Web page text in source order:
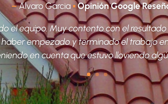
–Alvaro Garcia ▪Opinión Google
el equipo. Muy contento con el
empezado y terminado el trabajo
en cuenta que estuvo lloviendo